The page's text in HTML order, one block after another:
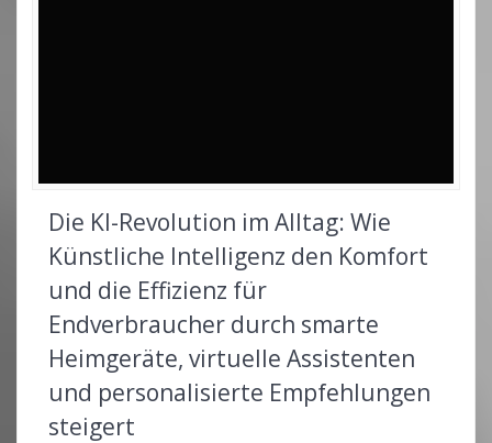
Die KI-Revolution im Alltag: Wie
Künstliche Intelligenz den Komfort
und die Effizienz für
Endverbraucher durch smarte
Heimgeräte, virtuelle Assistenten
und personalisierte Empfehlungen
steigert